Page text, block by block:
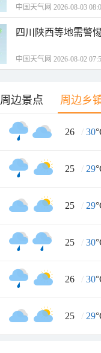
中国天气网 2026-08-03
四川陕西等地需警
中国天气网 2026-08-02
周边景点 周边乡
26 / 30
25 / 29
25 / 29
25 / 30
26 / 30
25 / 29